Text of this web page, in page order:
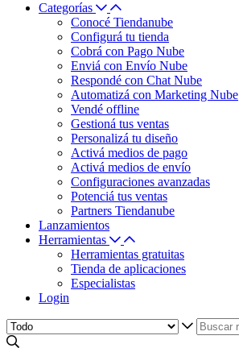
Categorías
Conocé Tiendanube
Configurá tu tienda
Cobrá con Pago Nube
Enviá con Envío Nube
Respondé con Chat Nube
Automatizá con Marketing Nube
Vendé offline
Gestioná tus ventas
Personalizá tu diseño
Activá medios de pago
Activá medios de envío
Configuraciones avanzadas
Potenciá tus ventas
Partners Tiendanube
Lanzamientos
Herramientas
Herramientas gratuitas
Tienda de aplicaciones
Especialistas
Login